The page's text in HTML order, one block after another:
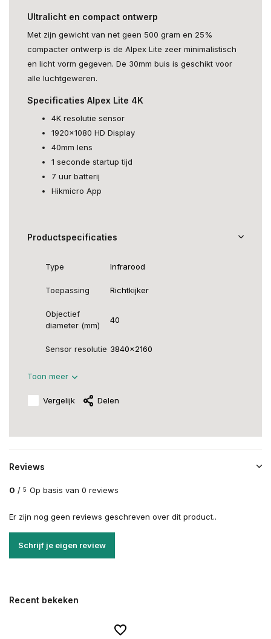
Ultralicht en compact ontwerp
Met zijn gewicht van net geen 500 gram en 25%
compacter ontwerp is de Alpex Lite zeer minimalistisch
en licht vorm gegeven. De 30mm buis is geschikt voor
alle luchtgeweren.
Specificaties Alpex Lite 4K
4K resolutie sensor
1920x1080 HD Display
40mm lens
1 seconde startup tijd
7 uur batterij
Hikmicro App
Productspecificaties
Type Infrarood
Toepassing Richtkijker
Objectief
diameter (mm)
40
Sensor resolutie 3840x2160
Toon meer
Vergelijk Delen
Reviews
0 / 5 Op basis van 0 reviews
Er zijn nog geen reviews geschreven over dit product..
Schrijf je eigen review
Recent bekeken